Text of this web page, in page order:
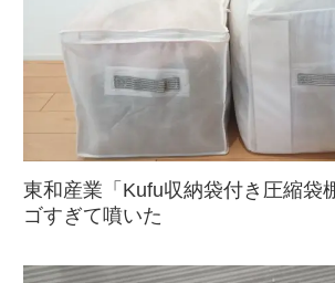
東和産業「Kufu収納袋付き圧縮袋
ゴすぎて噴いた